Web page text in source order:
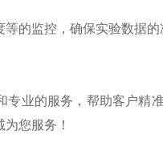
的监控，确保实验数据的
业的服务，帮助客户精
您服务！